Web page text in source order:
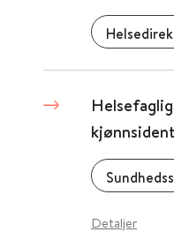
Detaljer